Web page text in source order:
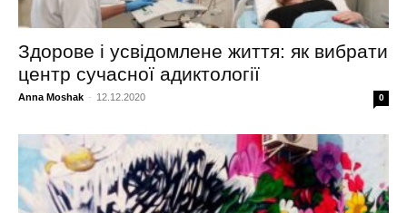
Здорове і усвідомлене життя: як вибрати
центр сучасної адиктології
Anna Moshak - 12.12.2020 0